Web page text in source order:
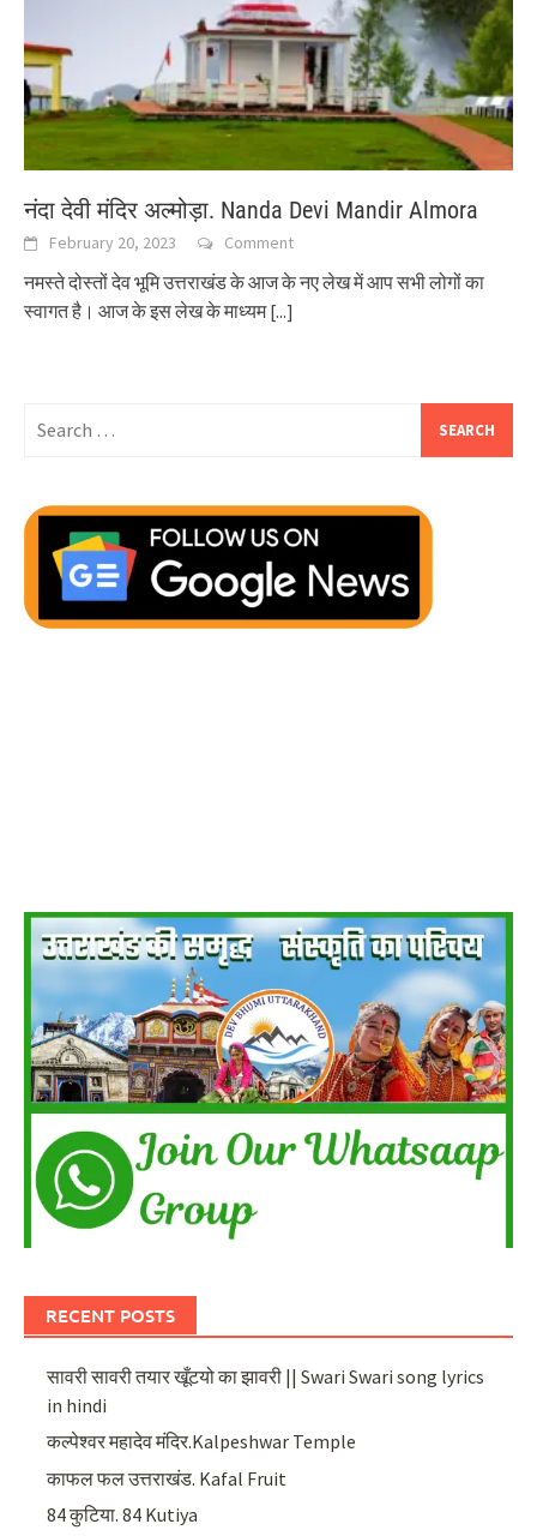
नंदा देवी मंदिर अल्मोड़ा. Nanda Devi Mandir Almora
February 20, 2023 Comment
नमस्ते दोस्तों देव भूमि उत्तराखंड के आज के नए लेख में आप सभी लोगों का
स्वागत है। आज के इस लेख के माध्यम[...]
for:
RECENT POSTS
सावरी सावरी तयार खूँटयो का झावरी || Swari Swari song lyrics
in hindi
कल्पेश्वर महादेव मंदिर.Kalpeshwar Temple
काफल फल उत्तराखंड. Kafal Fruit
84 कुटिया. 84 Kutiya